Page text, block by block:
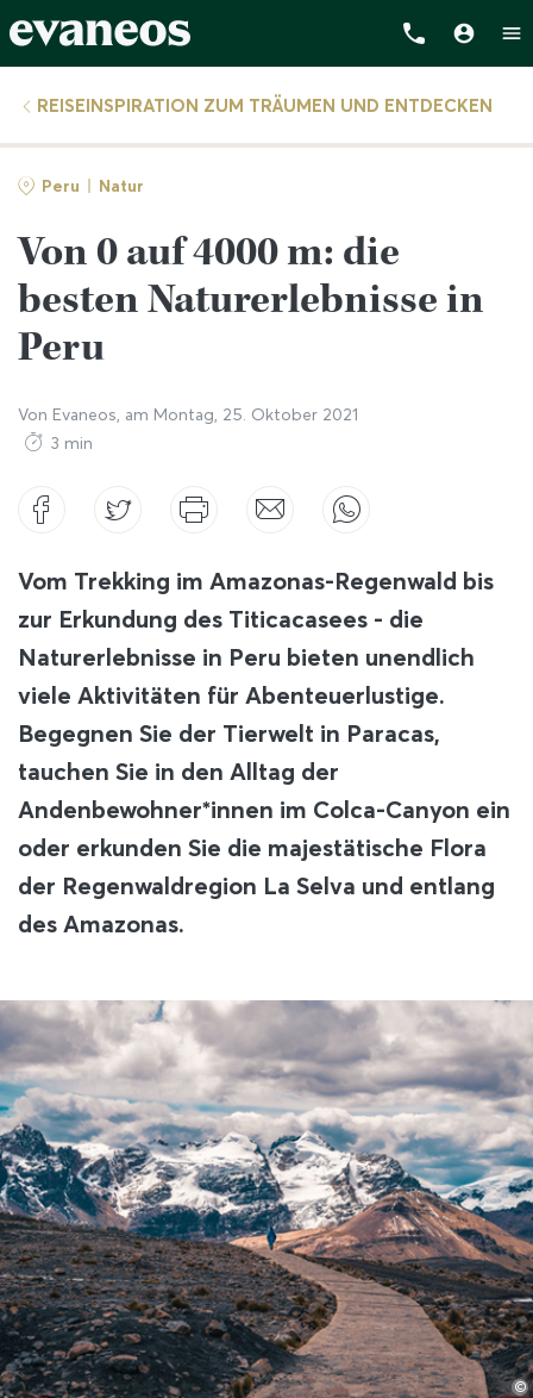
REISEINSPIRATION ZUM TRÄUMEN UND ENTDECKEN
Peru Natur
Von 0 auf 4000 m: die
besten Naturerlebnisse in
Peru
Von Evaneos, am Montag, 25. Oktober 2021
3 min
Vom Trekking im Amazonas-Regenwald bis
zur Erkundung des Titicacasees - die
Naturerlebnisse in Peru bieten unendlich
viele Aktivitäten für Abenteuerlustige.
Begegnen Sie der Tierwelt in Paracas,
tauchen Sie in den Alltag der
Andenbewohner*innen im Colca-Canyon ein
oder erkunden Sie die majestätische Flora
der Regenwaldregion La Selva und entlang
des Amazonas.
©